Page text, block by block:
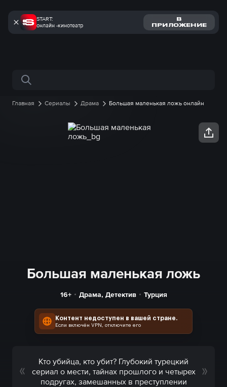
START:
онлайн -кинотеатр
В
ПРИЛОЖЕНИЕ
Поиск по сайту
Главная Сериалы Драма Большая маленькая ложь онлайн
Большая маленькая ложь
16+ Драма, Детектив Турция
Контент недоступен в вашей стране.
Если включён VPN, отключите его
Кто убийца, кто убит? Глубокий турецкий
сериал о мести, тайнах прошлого и четырех
подругах, замешанных в преступлении